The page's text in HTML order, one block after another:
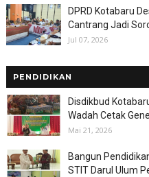
DPRD Kotabaru
Cantrang Jadi
Jul 07, 2026
PENDIDIKAN
Disdikbud
Wadah Cetak
Mai 21, 2026
Bangun
STIT Darul Ulum